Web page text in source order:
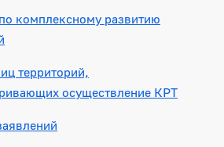
комплексному развитию
территорий,
осуществление КРТ